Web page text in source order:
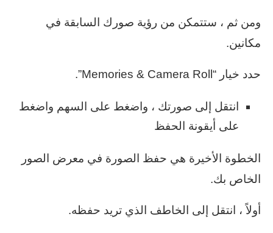
ومن ثم ، ستتمكن من رؤية صورك السابقة في
مكانين.
حدد خيار “Memories & Camera Roll”.
انتقل إلى صورتك ، واضغط على السهم واضغط
على أيقونة الحفظ
الخطوة الأخيرة هي حفظ الصورة في معرض الصور
الخاص بك.
أولاً ، انتقل إلى الخاطف الذي تريد حفظه.